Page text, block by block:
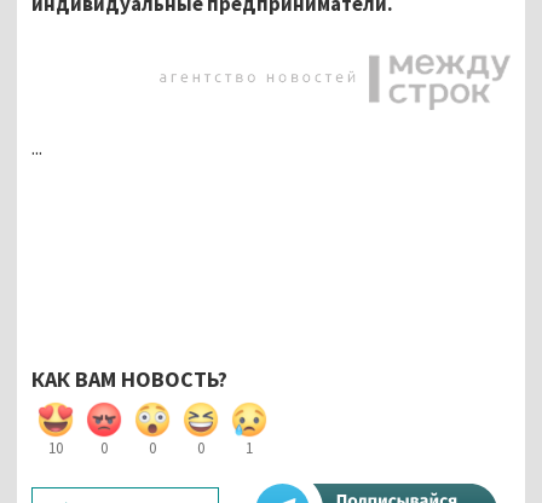
...
КАК ВАМ НОВОСТЬ?
10 0 0 0 1